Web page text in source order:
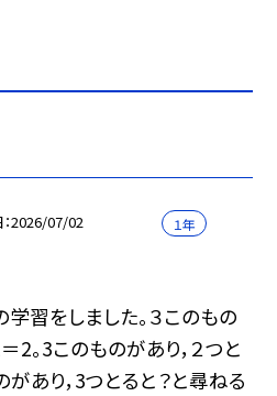
2026/07/02 １年
学習をしました。３このもの
2。3このものがあり，２つと
あり，3つとると？と尋ねる